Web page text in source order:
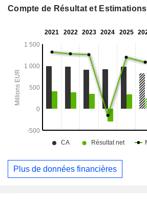
Compte de Résultat et Estimations
Plus de données financières